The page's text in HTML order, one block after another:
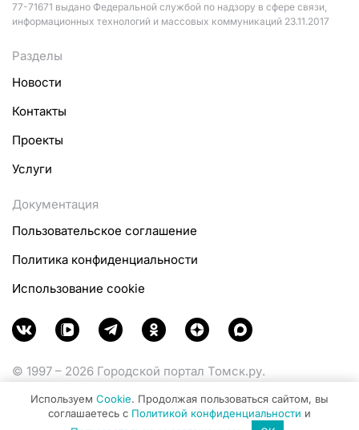
77-71671 выдано Федеральной службой по надзору в сфере связи,
информационных технологий и массовых коммуникаций 23.11.2017
Разделы
Новости
Контакты
Проекты
Услуги
Документация
Пользовательское соглашение
Политика конфиденциальности
Использование cookie
© 1997 – 2026 Городской портал Томск.ру.
Министерства цифрового развития, связи и массовых
коммуникаций Российской Федерации.
Используем Cookie. Продолжая пользоваться сайтом, вы
соглашаетесь с Политикой конфиденциальности и